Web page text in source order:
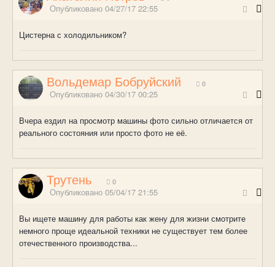
Опубликовано 04/27/17 22:55
Цистерна с холодильником?
Вольдемар Бобруйский 0
Опубликовано 04/30/17 00:25
Вчера ездил на просмотр машины фото сильно отличается от
реального состояния или просто фото не её.
Трутень 0
Опубликовано 05/04/17 21:55
Вы ищете машину для работы как жену для жизни смотрите
немного проще идеальной техники не существует тем более
отечественного производства...